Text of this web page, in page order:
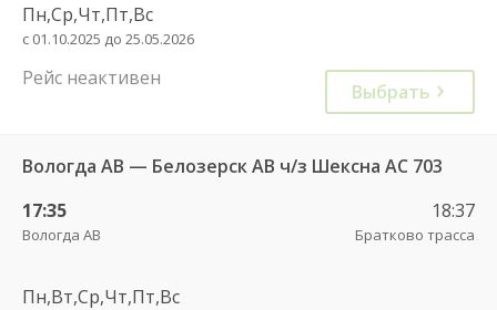
Пн,Ср,Чт,Пт,Вс
с 01.10.2025 до 25.05.2026
Рейс неактивен
Выбрать
Вологда АВ — Белозерск АВ ч/з Шексна АС 703
17:35
Вологда АВ
18:37
Братково трасса
Пн,Вт,Ср,Чт,Пт,Вс